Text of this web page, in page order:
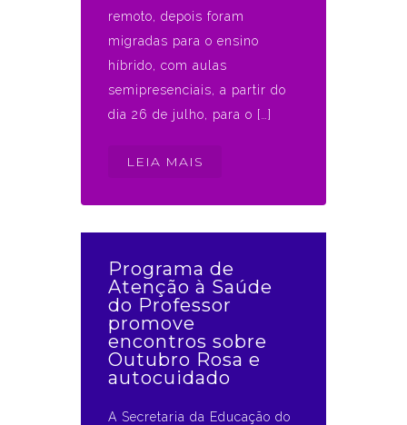
remoto, depois foram
migradas para o ensino
híbrido, com aulas
semipresenciais, a partir do
dia 26 de julho, para o […]
LEIA MAIS
Programa de
Atenção à Saúde
do Professor
promove
encontros sobre
Outubro Rosa e
autocuidado
A Secretaria da Educação do